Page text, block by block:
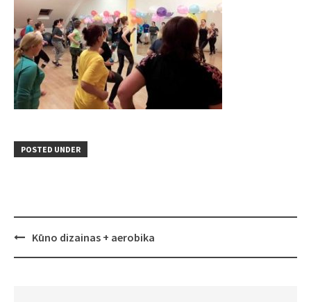
POSTED UNDER
PostKūno dizainas + aerobika